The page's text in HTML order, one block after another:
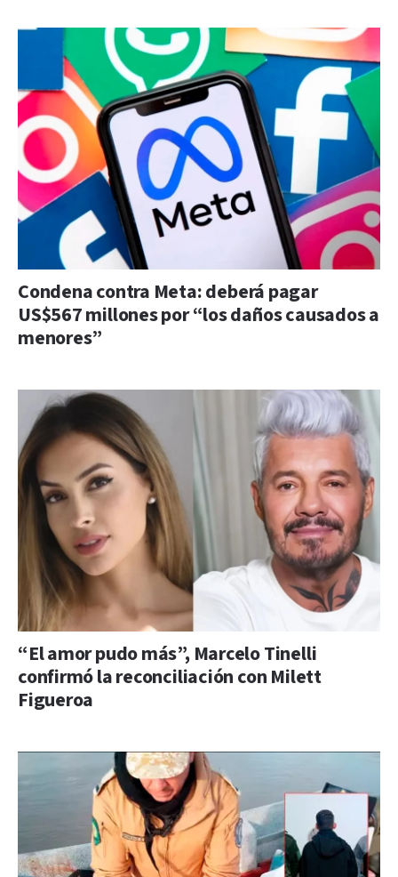
Condena contra Meta: deberá pagar
US$567 millones por “los daños causados a
menores”
“El amor pudo más”, Marcelo Tinelli
confirmó la reconciliación con Milett
Figueroa